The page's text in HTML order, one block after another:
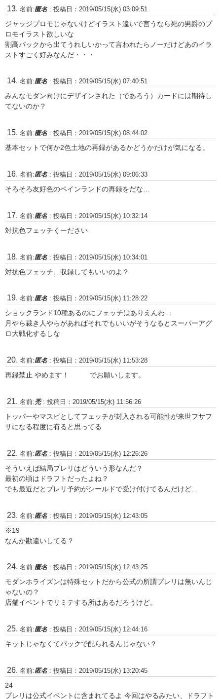
名前:匿名 : 投稿日：2019/05/15(水) 03:09:51
ジャッジプロモじゃないけどイラスト違いで言うなら死の男爵のプ
ロモイラスト欲しいな
割高パックから出てうれしいかって言われたらノーだけどあのイラ
ストすごく好みなんだ・・・
名前:匿名 : 投稿日：2019/05/15(水) 07:40:51
みんなモダン向けにデザインされた（であろう）カードには期待し
てないのか？
名前:匿名 : 投稿日：2019/05/15(水) 08:44:02
基本セットで何か2色土地の再録があるかどうかだけが気になる。
名前:匿名 : 投稿日：2019/05/15(水) 09:06:33
そろそろ友好色のペインランドの再録をだな…
名前:匿名 : 投稿日：2019/05/15(水) 10:32:14
対抗色フェッチくーださい
名前:匿名 : 投稿日：2019/05/15(水) 10:34:01
対抗色フェッチ…収録してもいいのよ？
名前:匿名 : 投稿日：2019/05/15(水) 11:28:22
ショックランド10種あるのにフェッチはありえんわ…
月やら裁き人やらがあればそれでもいいがそうなるとスーパーアグ
ロ大戦化するしな
名前:匿名 : 投稿日：2019/05/15(水) 11:53:28
再録禁止 やめます！ でお願いします。
名前:禿: 投稿日：2019/05/15(水) 11:56:26
トッパーやマスピとしてフェッチが封入される可能性が来世フサフ
サになる程度に有ると思ってる
名前:匿名 : 投稿日：2019/05/15(水) 12:26:26
そういえば結局プレリはどういう形なんだ？
最初の頃はドラフトだったよね？
でも最近だとプレリ予約がシールドで受け付けてるんだけど…
名前:匿名 : 投稿日：2019/05/15(水) 12:43:05
※19
なんか勘違いしてる？
名前:匿名 : 投稿日：2019/05/15(水) 12:43:25
モダンホライズンは特殊セットだから公式の所謂プレリは無いんじ
ゃないの？
店舗イベントでリミテする所はあるだろうけど。
名前:匿名 : 投稿日：2019/05/15(水) 12:44:16
キットじゃなくてパックで配られるんじゃない？
名前:匿名 : 投稿日：2019/05/15(水) 13:20:45
24
プレリは公式イベントに含まれてるよ 今回はやるみたい、ドラフト